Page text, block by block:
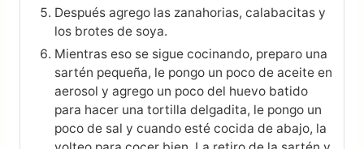
Después agrego las zanahorias, calabacitas y
los brotes de soya.
Mientras eso se sigue cocinando, preparo una
sartén pequeña, le pongo un poco de aceite en
aerosol y agrego un poco del huevo batido
para hacer una tortilla delgadita, le pongo un
poco de sal y cuando esté cocida de abajo, la